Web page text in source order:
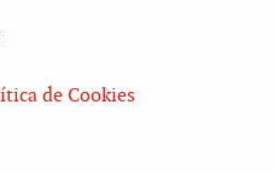
de Cookies